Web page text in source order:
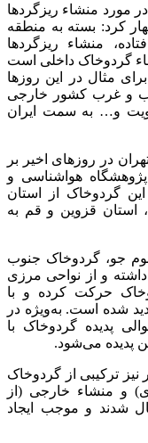
مورد منشاء ریزگردها
کرد: بسته به منطقه
منشاء ریزگردها
گردوخاک داخلی است
برای مثال در این روزها
و غرب کشور خارجی
و… به سمت ایران
در روزهای اخیر بر
هواشناسی و
گردوخاک از استان
استان قزوین و قم به
جو، گردوخاک جنوب
داشته و از نواحی مرزی
حرکت کرده و با
شده است. به‌ویژه در
پدیده گردوخاک با
پدیده می‌شود.
ترکیبی از گردوخاک
و منشاء خارجی (از
شدند و موجب ایجاد